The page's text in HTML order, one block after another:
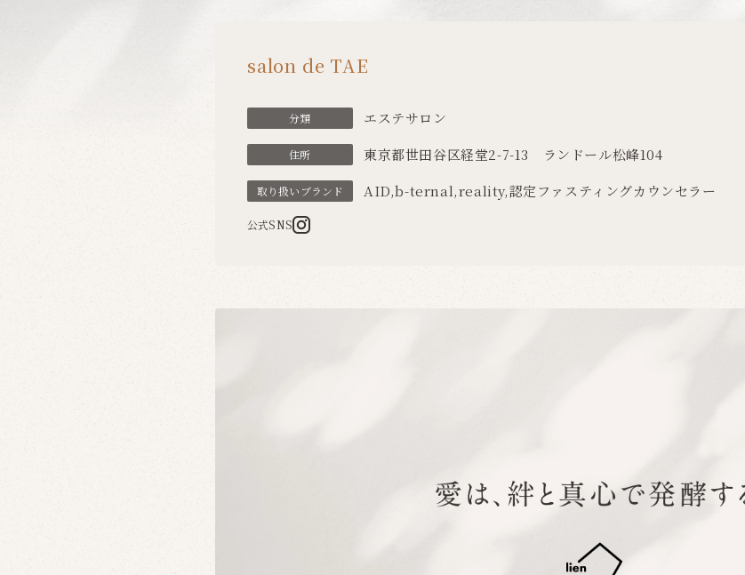
salon de TAE
分類 エステサロン
住所 東京都世田谷区経堂2-7-13 ランドール松峰104
取り扱い ブランド AID,b-ternal,reality,認定ファスティングカウンセラー
公式SNS